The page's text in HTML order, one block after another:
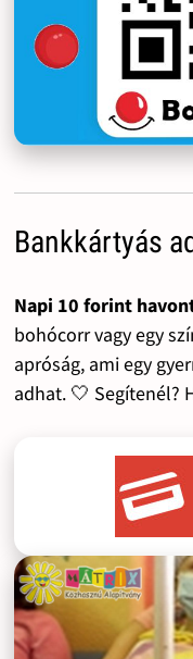
Bankkártyás
Napi 10 forint
bohócorr vagy egy
apróság, ami egy
adhat. 🤍 Segítenél?